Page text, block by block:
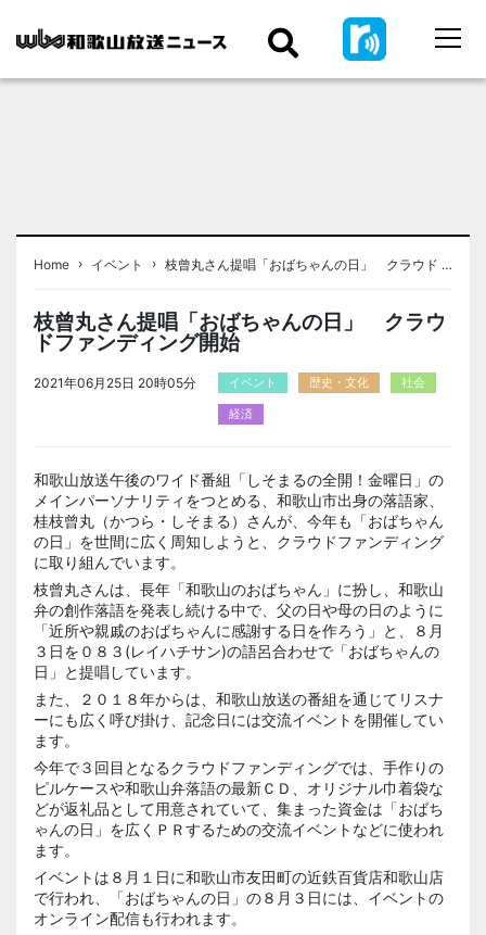
Home › イベント › 枝曾丸さん提唱「おばちゃんの日」 クラウド …
枝曾丸さん提唱「おばちゃんの日」 クラウ
ドファンディング開始
2021年06月25日 20時05分 イベント 歴史・文化 社会
経済
和歌山放送午後のワイド番組「しそまるの全開！金曜日」の
メインパーソナリティをつとめる、和歌山市出身の落語家、
桂枝曾丸（かつら・しそまる）さんが、今年も「おばちゃん
の日」を世間に広く周知しようと、クラウドファンディング
に取り組んでいます。
枝曾丸さんは、長年「和歌山のおばちゃん」に扮し、和歌山
弁の創作落語を発表し続ける中で、父の日や母の日のように
「近所や親戚のおばちゃんに感謝する日を作ろう」と、８月
３日を０８３(レイハチサン)の語呂合わせで「おばちゃんの
日」と提唱しています。
また、２０１８年からは、和歌山放送の番組を通じてリスナ
ーにも広く呼び掛け、記念日には交流イベントを開催してい
ます。
今年で３回目となるクラウドファンディングでは、手作りの
ピルケースや和歌山弁落語の最新ＣＤ、オリジナル巾着袋な
どが返礼品として用意されていて、集まった資金は「おばち
ゃんの日」を広くＰＲするための交流イベントなどに使われ
ます。
イベントは８月１日に和歌山市友田町の近鉄百貨店和歌山店
で行われ、「おばちゃんの日」の８月３日には、イベントの
オンライン配信も行われます。